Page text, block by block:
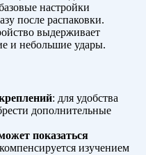
настройки
после распаковки.
выдерживает
и небольшие удары.
: для удобства
дополнительные
показаться
изучением